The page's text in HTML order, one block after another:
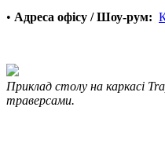
• Адреса офісу / Шоу-рум:
Приклад столу на каркасі
траверсами.